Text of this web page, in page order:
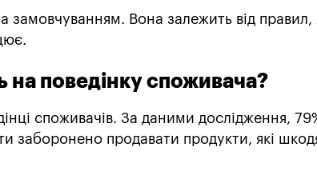
Вона залежить від правил,
на поведінку споживача?
споживачів. За даними дослідження,
заборонено продавати продукти, які